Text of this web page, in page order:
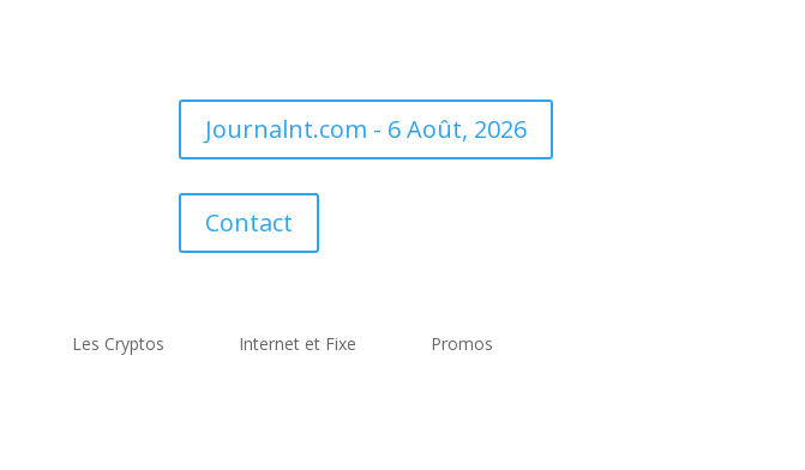
Journalnt.com - 6 Août, 2026
Contact
Les Cryptos Internet et Fixe Promos